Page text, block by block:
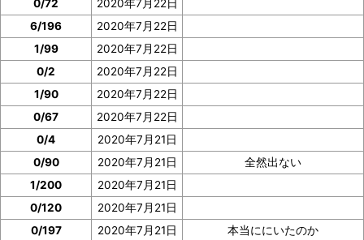
0/72
2020年7月22日
6/196
2020年7月22日
1/99
2020年7月22日
0/2
2020年7月22日
1/90
2020年7月22日
0/67
2020年7月22日
0/4
2020年7月21日
0/90
2020年7月21日
全然出ない
1/200
2020年7月21日
0/120
2020年7月21日
0/197
2020年7月21日
本当ににいたのか